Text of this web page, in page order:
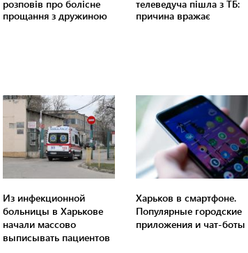
Из инфекционной
больницы в Харькове
начали массово
выписывать пациентов
Харьков в смартфоне.
Популярные городские
приложения и чат-боты